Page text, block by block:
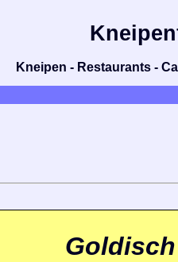
Kneipen - Restaurants -